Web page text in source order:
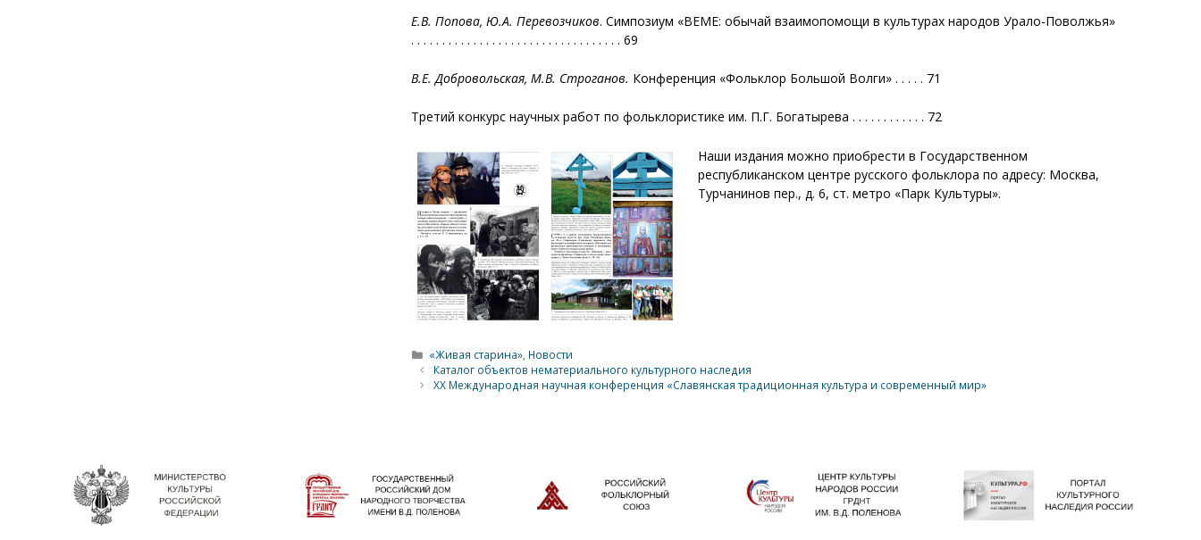
Е.В. Попова, Ю.А. Перевозчиков. Симпозиум «ВЕМЕ: обычай взаимопомощи в культурах народов Урало-Поволжья»
. . . . . . . . . . . . . . . . . . . . . . . . . . . . . . . . . . 69
В.Е. Добровольская, М.В. Строганов. Конференция «Фольклор Большой Волги» . . . . . 71
Третий конкурс научных работ по фольклористике им. П.Г. Богатырева . . . . . . . . . . . . 72
Наши издания можно приобрести в Государственном
республиканском центре русского фольклора по адресу: Москва,
Турчанинов пер., д. 6, ст. метро «Парк Культуры».
Рубрики
«Живая старина», Новости
Каталог объектов нематериального культурного наследия
XX Международная научная конференция «Славянская традиционная культура и современный мир»